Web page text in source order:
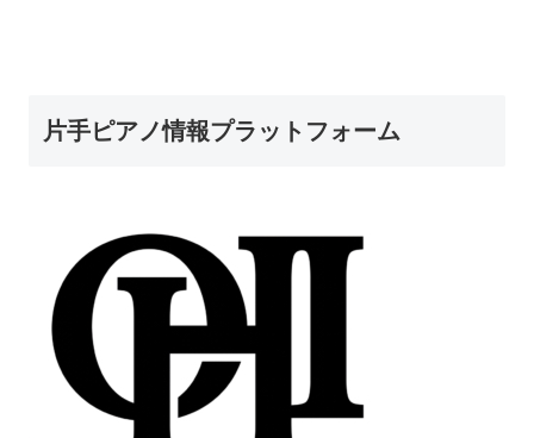
片手ピアノ情報プラットフォーム